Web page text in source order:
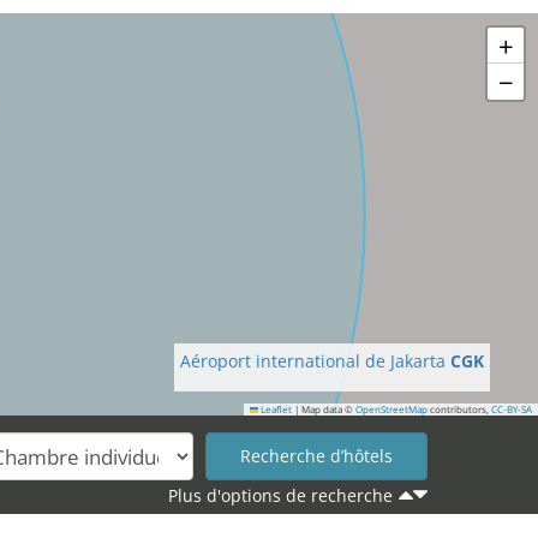
+
−
Leaflet | Map data © OpenStreetMap contributors, CC-BY-SA
Aéroport international de Jakarta CGK
Plus d'options de recherche